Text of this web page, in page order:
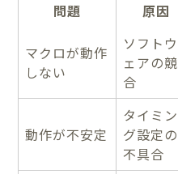
問題 原因
マクロが動作
しない
ソフトウ
ェアの競
合
動作が不安定
タイミン
グ設定の
不具合